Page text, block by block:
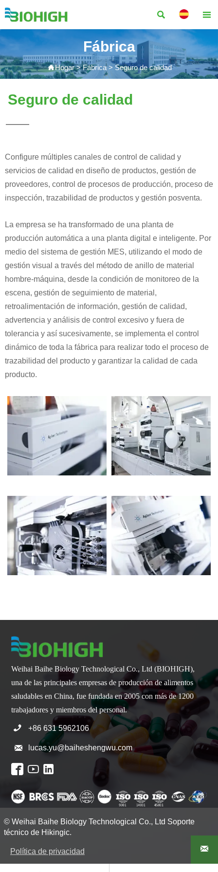
 
Fábrica
Hogar>Fábrica> Seguro de calidad
Seguro de calidad
———
Configure múltiples canales de control de calidad y
servicios de calidad en diseño de productos, gestión de
proveedores, control de procesos de producción, proceso de
inspección, trazabilidad de productos y gestión posventa.
La empresa se ha transformado de una planta de
producción automática a una planta digital e inteligente. Por
medio del sistema de gestión MES, utilizando el modo de
gestión visual a través del método de anillo de material
hombre-máquina, desde la condición de monitoreo de la
escena, gestión de seguimiento de material,
retroalimentación de información, gestión de calidad,
advertencia y análisis de control excesivo y fuera de
tolerancia y así sucesivamente, se implementa el control
dinámico de toda la fábrica para realizar todo el proceso de
trazabilidad del producto y garantizar la calidad de cada
producto.
Weihai Baihe Biology Technological Co., Ltd (BIOHIGH),
una de las principales empresas de producción de alimentos
saludables en China, fue fundada en 2005 con más de 1200
trabajadores y miembros del personal.
 +86 631 5962106
 lucas.yu@baiheshengwu.com
  
© Weihai Baihe Biology Technological Co., Ltd Soporte
técnico de Hikingic.
Política de privacidad 